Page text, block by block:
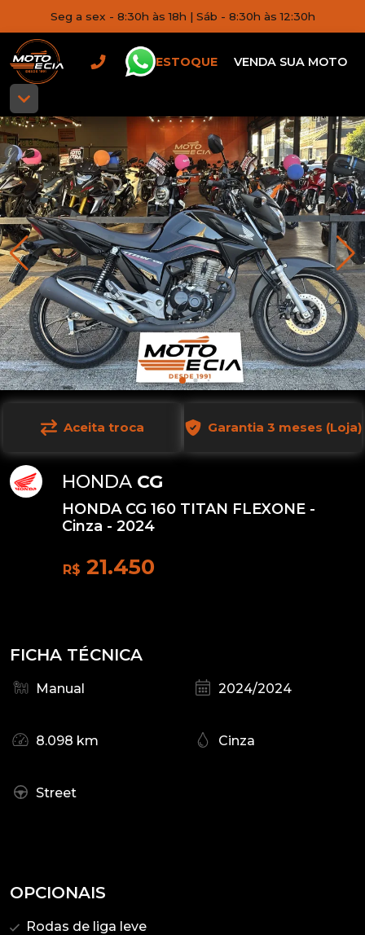
Seg a sex - 8:30h às 18h | Sáb - 8:30h às 12:30h
ESTOQUE VENDA SUA MOTO
Aceita troca Garantia 3 meses (Loja)
HONDA CG
HONDA CG 160 TITAN FLEXONE -
Cinza - 2024
R$ 21.450
FICHA TÉCNICA
Manual 2024/2024
8.098 km Cinza
Street
OPCIONAIS
Rodas de liga leve